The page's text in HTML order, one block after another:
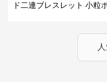
ド二連ブレスレット 小粒